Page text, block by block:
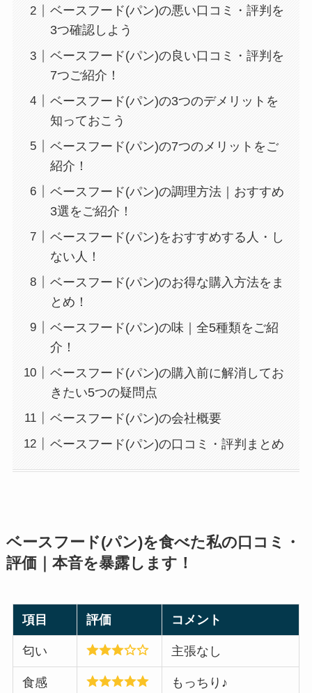
ベースフード(パン)の悪い口コミ・評判を
3つ確認しよう
ベースフード(パン)の良い口コミ・評判を
7つご紹介！
ベースフード(パン)の3つのデメリットを
知っておこう
ベースフード(パン)の7つのメリットをご
紹介！
ベースフード(パン)の調理方法｜おすすめ
3選をご紹介！
ベースフード(パン)をおすすめする人・し
ない人！
ベースフード(パン)のお得な購入方法をま
とめ！
ベースフード(パン)の味｜全5種類をご紹
介！
ベースフード(パン)の購入前に解消してお
きたい5つの疑問点
ベースフード(パン)の会社概要
ベースフード(パン)の口コミ・評判まとめ
ベースフード(パン)を食べた私の口コミ・
評価｜本音を暴露します！
項目 評価 コメント
匂い 主張なし
食感 もっちり♪